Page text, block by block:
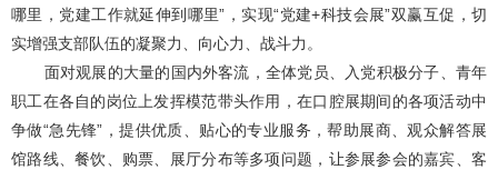
哪里，党建工作就延伸到哪里”，实现“党建+科技会展”双赢互促，切
实增强支部队伍的凝聚力、向心力、战斗力。
面对观展的大量的国内外客流，全体党员、入党积极分子、青年
职工在各自的岗位上发挥模范带头作用，在口腔展期间的各项活动中
争做“急先锋”，提供优质、贴心的专业服务，帮助展商、观众解答展
馆路线、餐饮、购票、展厅分布等多项问题，让参展参会的嘉宾、客